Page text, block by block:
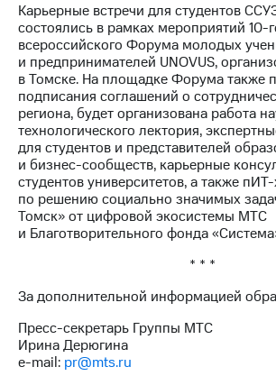
Карьерные встречи для студентов
состоялись в рамках мероприятий 10-
всероссийского Форума молодых
и предпринимателей UNOVUS,
в Томске. На площадке Форума также
подписания соглашений о
региона, будет организована работа
технологического лектория,
для студентов и представителей
и бизнес-сообществ, карьерные
студентов университетов, а также
по решению социально значимых
Томск» от цифровой экосистемы МТС
и Благотворительного фонда
* * *
За дополнительной информацией
Пресс-секретарь Группы МТС
Ирина Дерюгина
e-mail: pr@mts.ru